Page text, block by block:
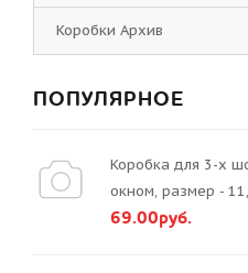
Коробки Архив
ПОПУЛЯРНОЕ
Коробка для 3-х
окном, размер -
69.00руб.